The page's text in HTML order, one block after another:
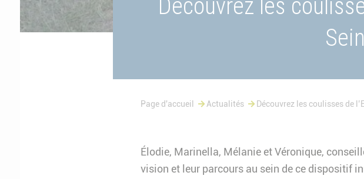
Découvrez les
Page d'accueil Actualités Découvrez les coulisses de
Élodie, Marinella, Mélanie et Véronique,
vision et leur parcours au sein de ce dispositif